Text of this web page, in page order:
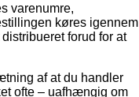
varenumre,
køres igennem
forud for at
af at du handler
ofte – uafhængig om